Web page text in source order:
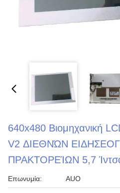
640x480 Βιομηχανική
V2 ΔΙΕΘΝΏΝ
ΠΡΑΚΤΟΡΕΊΩΝ 5,7
Επωνυμία: AUO